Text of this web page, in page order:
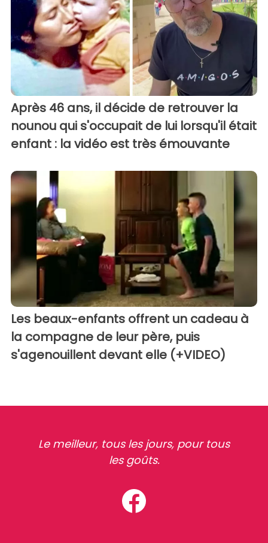
Après 46 ans, il décide de retrouver la
nounou qui s'occupait de lui lorsqu'il était
enfant : la vidéo est très émouvante
Les beaux-enfants offrent un cadeau à
la compagne de leur père, puis
s'agenouillent devant elle (+VIDEO)
Le meilleur, tous les jours, pour tous
les goûts.